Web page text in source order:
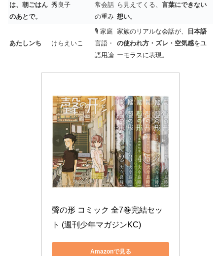
は、朝ごはん
のあとで。
秀良子
常会話
の重み
ら見えてくる、 言葉にできない
想い。
あたしンち けらえいこ
🎙 家庭
言語・
語用論
家族のリアルな会話が、
日本語
の使われ方・ズレ・空気感をユ
ーモラスに表現。
聲の形 コミック 全7巻完結セッ
ト (週刊少年マガジンKC)
Amazonで見る